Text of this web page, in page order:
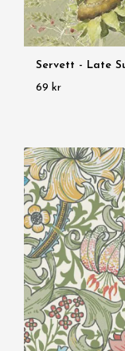
Servett - Late
69 kr